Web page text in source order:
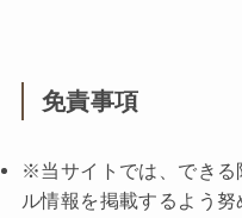
免責事項
※当サイトでは、できる
ル情報を掲載するよう